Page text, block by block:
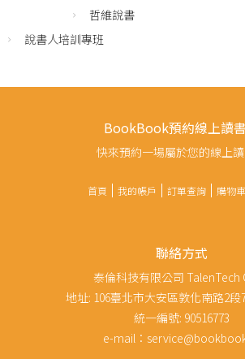
哲維說書
說書人培訓專班
BookBook預約線上讀
快來預約一場屬於您的線上
首頁 我的帳戶 訂單查詢 購物車
聯絡方式
泰倫科技有限公司 TalenTech
地址: 106臺北市大安區敦化南路2段
統一編號: 90516773
e-mail：